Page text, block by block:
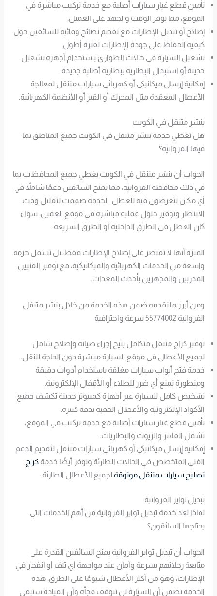
تأمين قطع غيار سيارات أصلية مع خدمة تركيب مباشرة في
الموقع، مما يوفر الوقت والجهد على العميل.
إصلاح أو تبديل الإطارات مع تقديم نصائح وقائية للسائقين حول
كيفية الحفاظ على جودة الإطارات لفترة أطول.
تشغيل السيارة في حالات الطوارئ باستخدام أجهزة تشغيل
حديثة أو استبدال البطارية ببطارية أصلية جديدة.
إمكانية إرسال ميكانيكي أو كهربائي سيارات متنقل لمعالجة
الأعطال المعقدة مثل المحرك أو القير أو الأنظمة الكهربائية.
بنشر متنقل في الكويت
هل تغطي خدمة بنشر متنقل في الكويت جميع المناطق بما
فيها الفروانية؟
الجواب أن بنشر متنقل في الكويت يغطي جميع المحافظات بما
في ذلك محافظة الفروانية، مما يمنح السائقين دعمًا شاملاً في
أي مكان يتعرضون فيه للعطل. الخدمة صممت لتقليل وقت
الانتظار وتوفير حلول عملية مباشرة في موقع العميل، سواء
كان العطل في الطرق الداخلية أو الطرق السريعة.
الميزة أنها لا تقتصر على إصلاح الإطارات فقط، بل تشمل حزمة
واسعة من الخدمات الكهربائية والميكانيكية، مع توفير الفنيين
المدربين والمجهزين بأحدث المعدات.
ومن أبرز ما نقدمه ضمن هذه الخدمة من خلال بنشر متنقل
الفروانية 55774002 سرعة واحترافية
توفير كراج متنقل متكامل يتيح إجراء صيانة وإصلاح شامل
لجميع الأعطال في موقع السيارة مباشرة دون الحاجة للنقل.
خدمة فتح أبواب سيارات مغلقة باستخدام أدوات دقيقة
ومتطورة تمنع أي ضرر للطلاء أو الأقفال الإلكترونية.
تشخيص كامل للسيارة عبر أجهزة كمبيوتر حديثة تكشف جميع
الأكواد الإلكترونية والأعطال الخفية بدقة كبيرة.
تأمين قطع غيار سيارات أصلية مع خدمة تركيب في الموقع،
تشمل الفلاتر والزيوت والبطاريات.
إمكانية إرسال ميكانيكي أو كهربائي سيارات متنقل لتقديم الدعم
الفني المتخصص في الحالات الطارئة ونوفر أيضًا خدمةكراج
تصليح سيارات متنقل موثوقة لجميع الأعطال الطارئة.
تبديل تواير الفروانية
لماذا تعد خدمة تبديل تواير الفروانية من أهم الخدمات التي
يحتاجها السائقون؟
الجواب أن تبديل تواير الفروانية يمنح السائقين القدرة على
متابعة رحلاتهم بسرعة وأمان عند مواجهة أي تلف أو انفجار في
الإطارات، وهو من أكثر الأعطال شيوعًا على الطرق. هذه
الخدمة تضمن أن السيارة لن تتوقف فجأة وأن القيادة ستبقى